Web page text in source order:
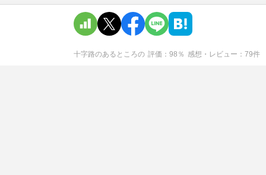
十字路のあるところの 評価 98 ％ 感想・レビュー 79件